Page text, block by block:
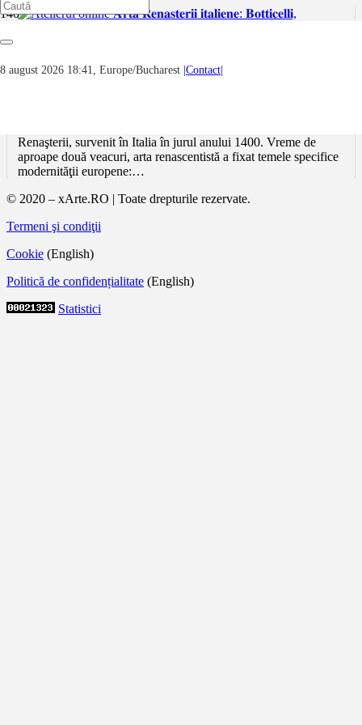
8 august 2026 18:41, Europe/Bucharest |Contact|
Atelierul online 𝐀𝐫𝐭𝐚 𝐑𝐞𝐧𝐚𝐬𝐭𝐞𝐫𝐢𝐢 𝐢𝐭𝐚𝐥𝐢𝐞𝐧𝐞:
𝐁𝐨𝐭𝐭𝐢𝐜𝐞𝐥𝐥𝐢, 𝐋𝐞𝐨𝐧𝐚𝐫𝐝𝐨 𝐝𝐚 𝐕𝐢𝐧𝐜𝐢,
Renaşterii, survenit în Italia în jurul anului 1400. Vreme de
aproape două veacuri, arta renascentistă a fixat temele specifice
modernităţii europene:…
© 2020 – xArte.RO | Toate drepturile rezervate.
Termeni şi condiţii
Cookie (English)
Politică de confidențialitate (English)
Statistici